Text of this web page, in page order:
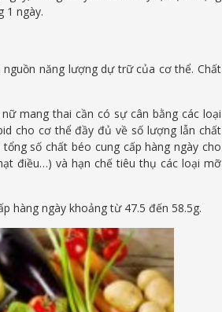
1 ngày.
năng lượng dự trữ của cơ thể. Chất
mang thai cần có sự cân bằng các loại
cho cơ thể đầy đủ về số lượng lẫn chất
số chất béo cung cấp hàng ngày cho
điều…) và hạn chế tiêu thụ các loại mỡ
hàng ngày khoảng từ 47.5 đến 58.5g.